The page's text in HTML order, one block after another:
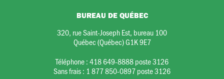
BUREAU DE QUÉBEC
320, rue Saint-Joseph Est, bureau 100
Québec (Québec) G1K 9E7
Téléphone :418 649-8888 poste 3126
Sans frais : 1 877 850-0897 poste 3126